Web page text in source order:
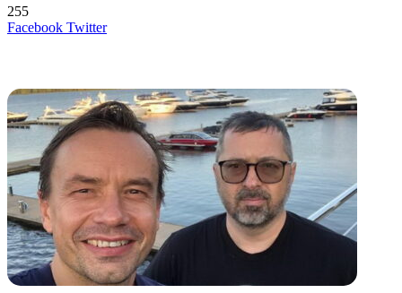
255
Facebook TwitterLinkedIn
Tumblr
Reddit
Вконтакте
Одноклассники
Skype
Messenger
Messenger
WhatsApp
Telegram
Viber
Line
Поделиться
Печатать